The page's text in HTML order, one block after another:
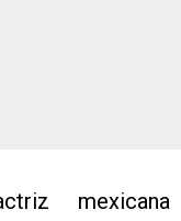
mexicana